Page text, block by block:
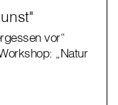
vor“
„Natur